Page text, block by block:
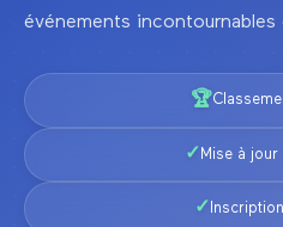
événements incontournables
🏆
✓ Mise à jour
✓